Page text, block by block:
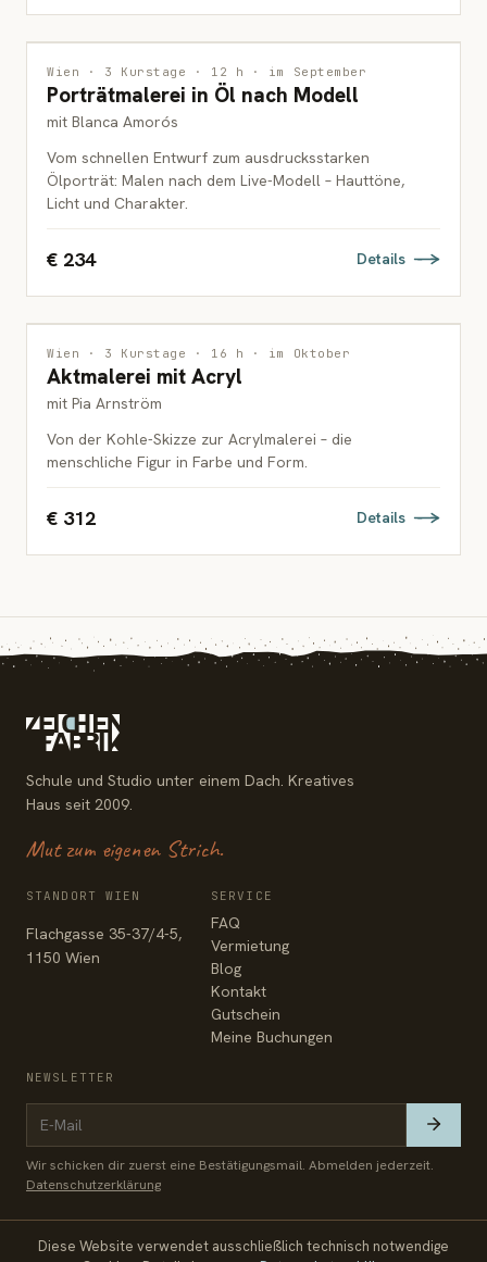
MALEREI
ERWACHSENE
Wien · 3 Kurstage · 12 h · im September
Porträtmalerei in Öl nach Modell
mit Blanca Amorós
Vom schnellen Entwurf zum ausdrucksstarken
Ölporträt: Malen nach dem Live-Modell – Hauttöne,
Licht und Charakter.
€ 234 Details
MALEREI
ERWACHSENE
Wien · 3 Kurstage · 16 h · im Oktober
Aktmalerei mit Acryl
mit Pia Arnström
Von der Kohle-Skizze zur Acrylmalerei – die
menschliche Figur in Farbe und Form.
€ 312 Details
Schule und Studio unter einem Dach. Kreatives
Haus seit 2009.
Mut zum eigenen Strich.
STANDORT WIEN
Flachgasse 35-37/4-5,
1150 Wien
SERVICE
FAQ
Vermietung
Blog
Kontakt
Gutschein
Meine Buchungen
NEWSLETTER
Wir schicken dir zuerst eine Bestätigungsmail. Abmelden jederzeit.
Datenschutzerklärung
Diese Website verwendet ausschließlich technisch notwendige